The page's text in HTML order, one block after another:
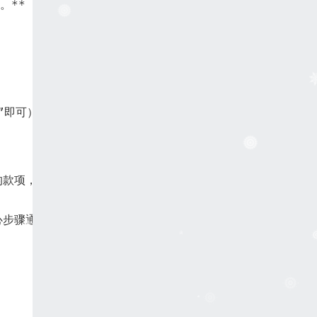
（注意：这是额度变现的核心操作，你全程无需垫付资金
可）。
项，通过支付宝转账方式支付给你！** (部分有实力的平台
常在10分钟内即可高效搞定**（沟通顺畅、操作熟练的